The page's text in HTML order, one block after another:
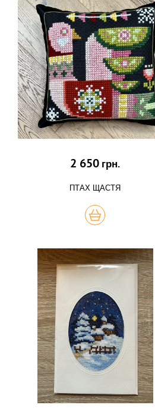
2 650 грн.
ПТАХ ЩАСТЯ
КУПИТЬ